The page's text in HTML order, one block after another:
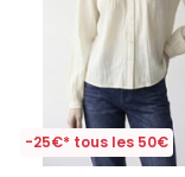
-25€* tous les 50€